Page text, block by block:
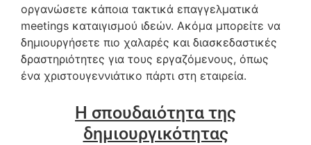
οργανώσετε κάποια τακτικά επαγγελματικά
meetings καταιγισμού ιδεών. Ακόμα μπορείτε να
δημιουργήσετε πιο χαλαρές και διασκεδαστικές
δραστηριότητες για τους εργαζόμενους, όπως
ένα χριστουγεννιάτικο πάρτι στη εταιρεία.
Η σπουδαιότητα της
δημιουργικότητας